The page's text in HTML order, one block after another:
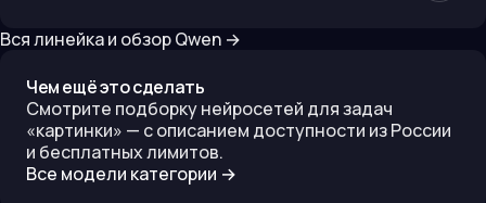
Вся линейка и обзорQwen →
Чем ещё это сделать
Смотрите подборку нейросетей для задач
«картинки» — с описанием доступности из России
и бесплатных лимитов.
Все модели категории →